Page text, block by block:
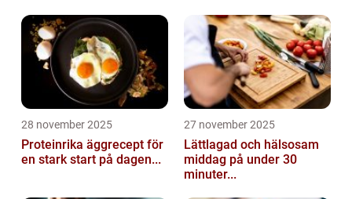
28 november 2025
Proteinrika äggrecept för
en stark start på dagen...
27 november 2025
Lättlagad och hälsosam
middag på under 30
minuter...